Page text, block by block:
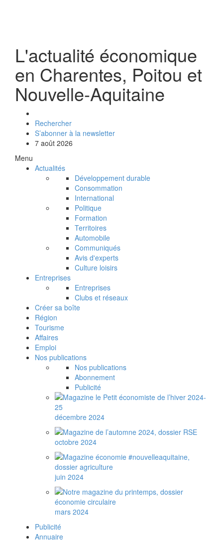
L'actualité économique
en Charentes, Poitou et
Nouvelle-Aquitaine
Rechercher
S’abonner à la newsletter
7 août 2026
Menu
Actualités
Développement durable
Consommation
International
Politique
Formation
Territoires
Automobile
Communiqués
Avis d'experts
Culture loisirs
Entreprises
Entreprises
Clubs et réseaux
Créer sa boîte
Région
Tourisme
Affaires
Emploi
Nos publications
Nos publications
Abonnement
Publicité
décembre 2024
octobre 2024
juin 2024
mars 2024
Publicité
Annuaire